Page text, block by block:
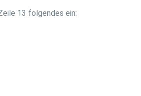
13 folgendes ein: